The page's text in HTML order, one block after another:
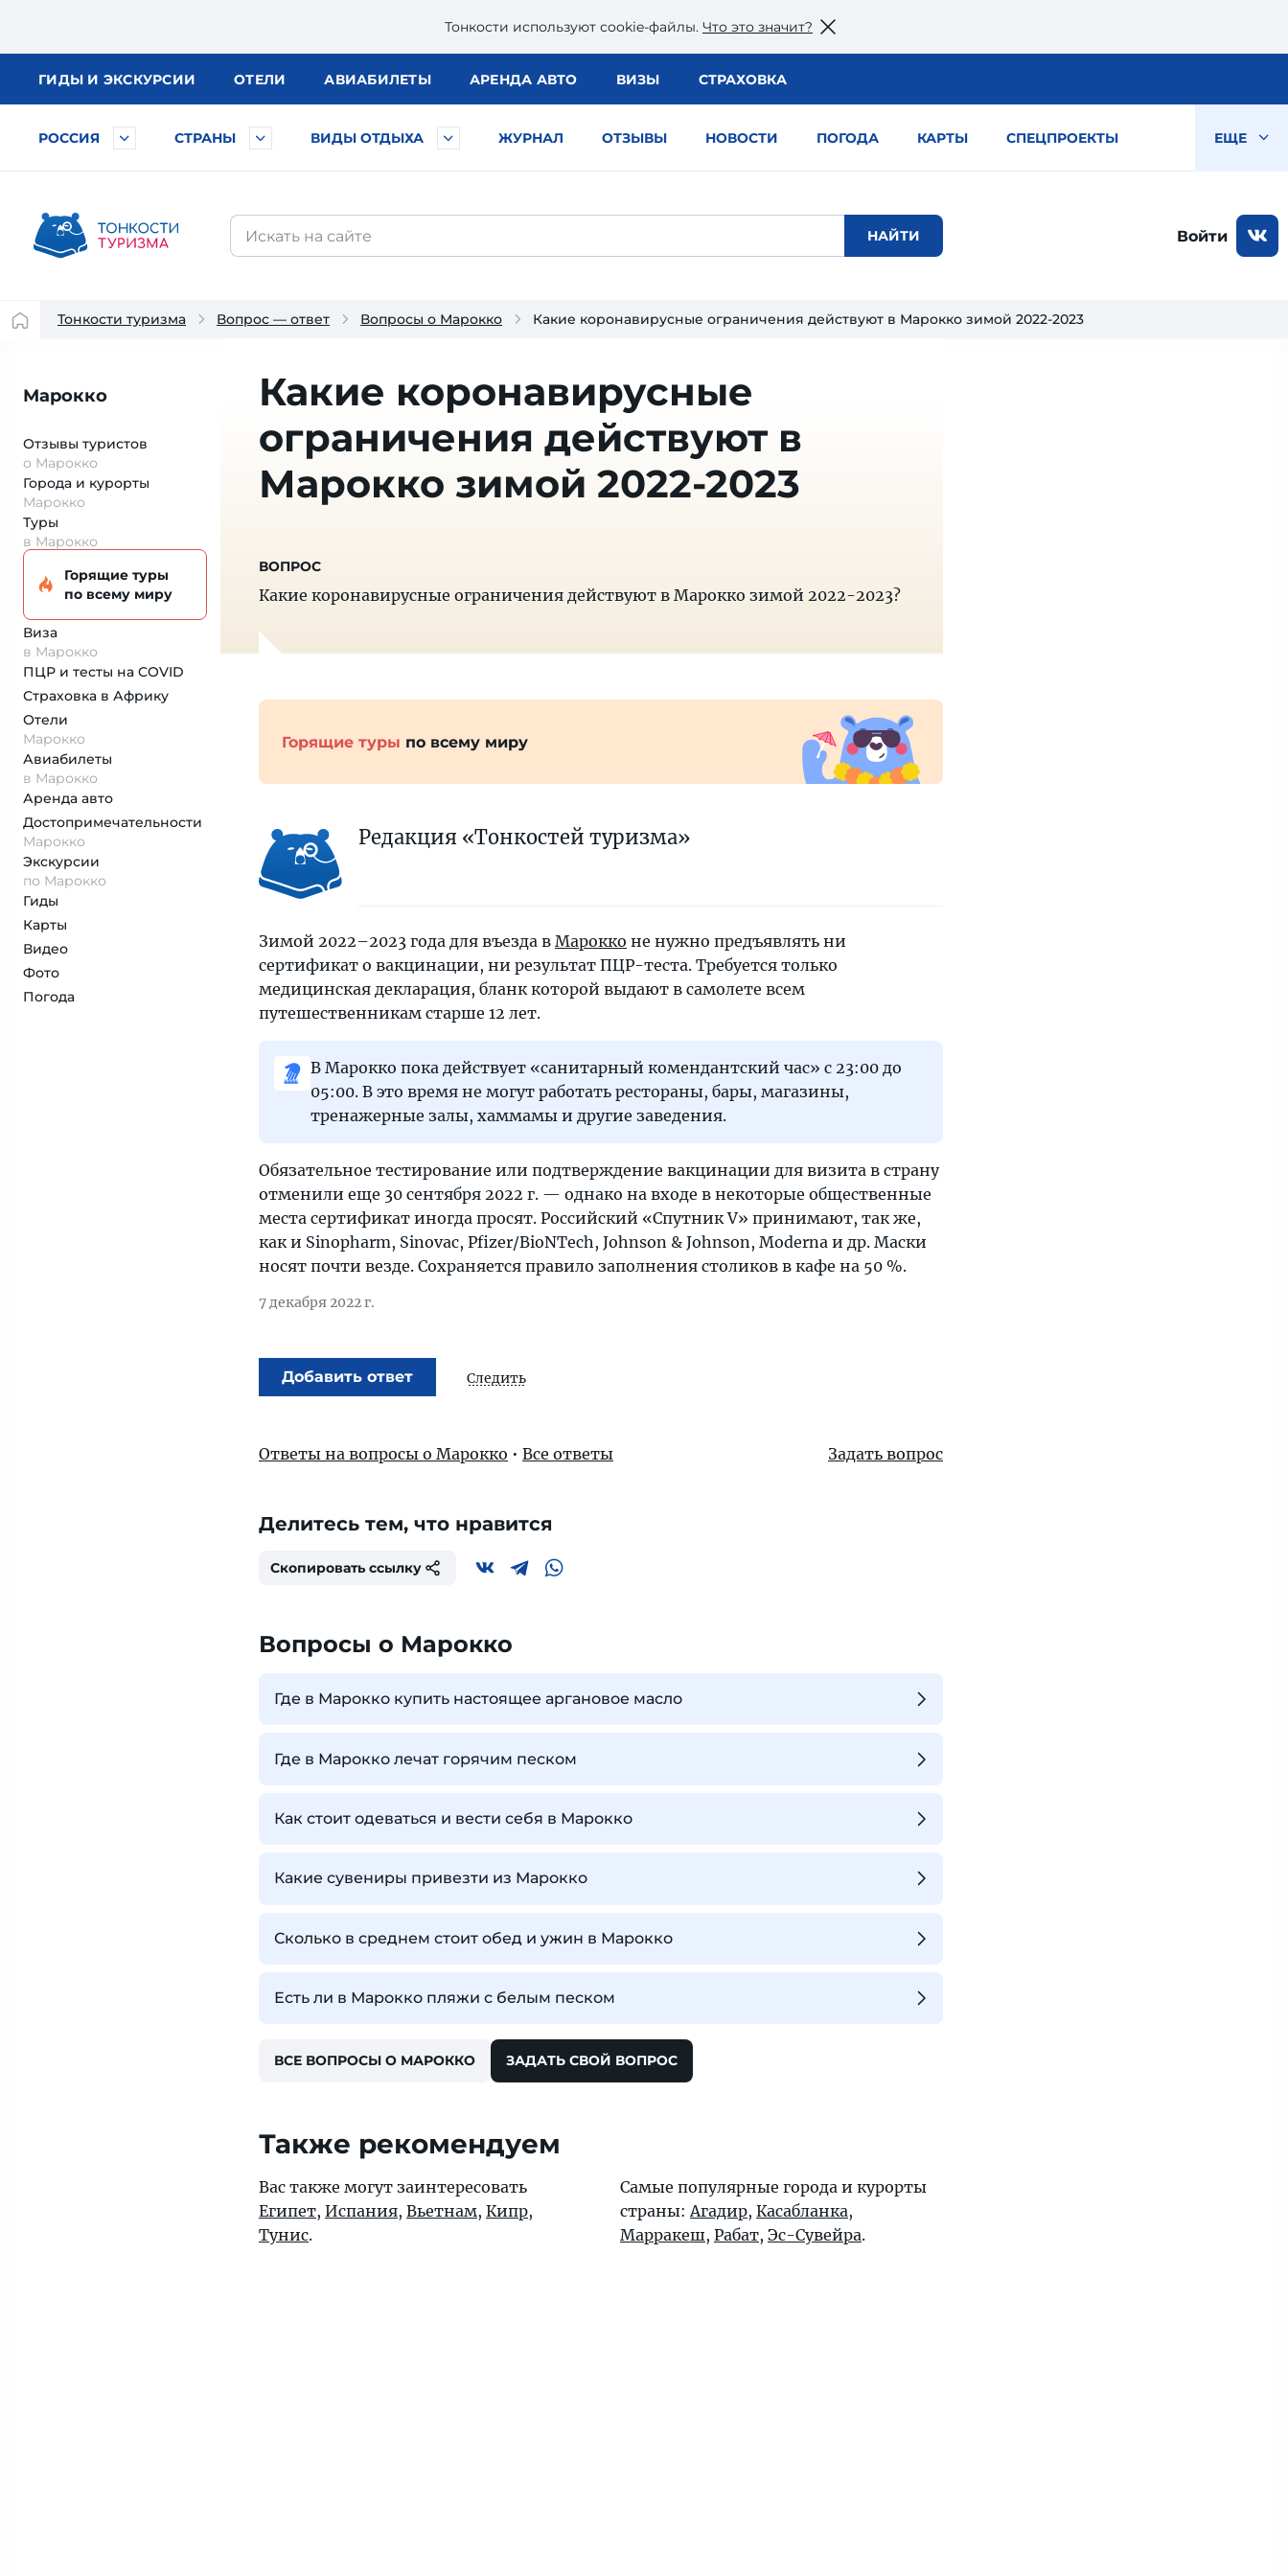
Тонкости используют сookie-файлы. Что это значит?
ГИДЫ И ЭКСКУРСИИ ОТЕЛИ АВИАБИЛЕТЫ АРЕНДА АВТО ВИЗЫ СТРАХОВКА
РОССИЯ СТРАНЫ ВИДЫ ОТДЫХА ЖУРНАЛ ОТЗЫВЫ НОВОСТИ ПОГОДА КАРТЫ СПЕЦПРОЕКТЫ ЕЩЕ
Войти
Тонкости туризма Вопрос — ответ Вопросы о Марокко Какие коронавирусные ограничения действуют в Марокко зимой 2022-2023
Марокко
Отзывы туристов
о Марокко
Города и курорты
Марокко
Туры
в Марокко
Горящие туры
по всему миру
Виза
в Марокко
ПЦР и тесты на COVID
Страховка в Африку
Отели
Марокко
Авиабилеты
в Марокко
Аренда авто
Достопримеча­тельности
Марокко
Экскурсии
по Марокко
Гиды
Карты
Видео
Фото
Погода
Какие коронавирусные
ограничения действуют в
Марокко зимой 2022-2023
Какие коронавирусные ограничения действуют в Марокко зимой 2022-2023?
Горящие туры по всему миру
Редакция «Тонкостей туризма»
Зимой 2022–2023 года для въезда в Марокко не нужно предъявлять ни
сертификат о вакцинации, ни результат ПЦР-теста. Требуется только
медицинская декларация, бланк которой выдают в самолете всем
путешественникам старше 12 лет.
В Марокко пока действует «санитарный комендантский час» с 23:00 до
05:00. В это время не могут работать рестораны, бары, магазины,
тренажерные залы, хаммамы и другие заведения.
Обязательное тестирование или подтверждение вакцинации для визита в страну
отменили еще 30 сентября 2022 г. — однако на входе в некоторые общественные
места сертификат иногда просят. Российский «Спутник V» принимают, так же,
как и Sinopharm, Sinovac, Pfizer/BioNTech, Johnson & Johnson, Moderna и др. Маски
носят почти везде. Сохраняется правило заполнения столиков в кафе на 50 %.
7 декабря 2022 г.
Добавить ответ Следить
Ответы на вопросы о Марокко • Все ответы Задать вопрос
Делитесь тем, что нравится
Скопировать ссылку
Вопросы о Марокко
Где в Марокко купить настоящее аргановое масло
Где в Марокко лечат горячим песком
Как стоит одеваться и вести себя в Марокко
Какие сувениры привезти из Марокко
Сколько в среднем стоит обед и ужин в Марокко
Есть ли в Марокко пляжи с белым песком
ВСЕ ВОПРОСЫ О МАРОККО ЗАДАТЬ СВОЙ ВОПРОС
Также рекомендуем
Вас также могут заинтересовать
Египет, Испания, Вьетнам, Кипр,
Тунис.
Самые популярные города и курорты
страны:Агадир, Касабланка,
Марракеш, Рабат, Эс-Сувейра.